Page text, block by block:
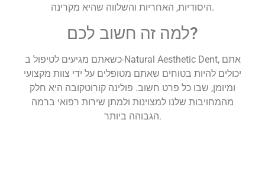
היסודיות, האחריות והשלווה שהיא מקרינה.
למה זה חשוב לכם?
כשאתם מגיעים לטיפול ב-Natural Aesthetic Dent, אתם
יכולים להיות בטוחים שאתם מטופלים על ידי צוות מקצועי
ומיומן, שבו כל פרט חשוב. פולינה קורוטקובה היא חלק
מהמחויבות שלנו למצוינות ולמתן שירות רפואי ברמה
הגבוהה ביותר.